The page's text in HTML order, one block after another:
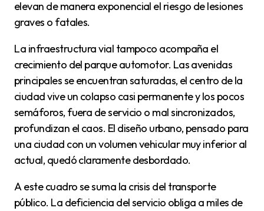
elevan de manera exponencial el riesgo de lesiones
graves o fatales.
La infraestructura vial tampoco acompaña el
crecimiento del parque automotor. Las avenidas
principales se encuentran saturadas, el centro de la
ciudad vive un colapso casi permanente y los pocos
semáforos, fuera de servicio o mal sincronizados,
profundizan el caos. El diseño urbano, pensado para
una ciudad con un volumen vehicular muy inferior al
actual, quedó claramente desbordado.
A este cuadro se suma la crisis del transporte
público. La deficiencia del servicio obliga a miles de